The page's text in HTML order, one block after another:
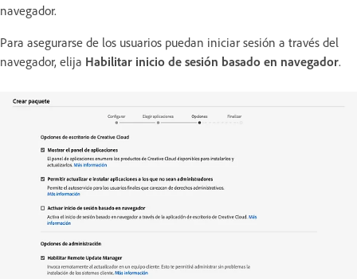
navegador.
Para asegurarse de los usuarios puedan iniciar sesión a través del
navegador, elija Habilitar inicio de sesión basado en navegador.